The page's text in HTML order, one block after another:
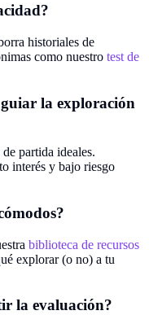
historiales de
como nuestro test de
guiar la exploración
partida ideales.
interés y bajo riesgo
biblioteca de recursos
explorar (o no) a tu
la evaluación?